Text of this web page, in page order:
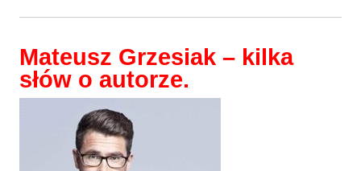
Mateusz Grzesiak – kilka
słów o autorze.